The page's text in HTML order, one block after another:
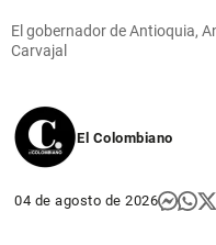
El gobernador de Antioquia,
Carvajal
El Colombiano
04 de agosto de 2026